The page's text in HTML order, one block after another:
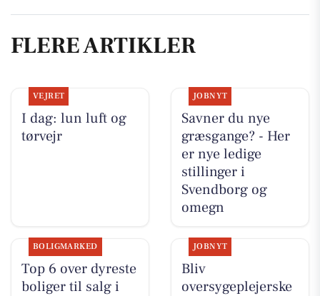
FLERE ARTIKLER
VEJRET
I dag: lun luft og
tørvejr
JOBNYT
Savner du nye
græsgange? - Her
er nye ledige
stillinger i
Svendborg og
omegn
BOLIGMARKED
Top 6 over dyreste
boliger til salg i
JOBNYT
Bliv
oversygeplejerske